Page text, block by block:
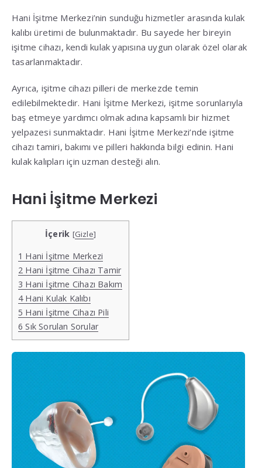
Hani İşitme Merkezi’nin sunduğu hizmetler arasında kulak
kalıbı üretimi de bulunmaktadır. Bu sayede her bireyin
işitme cihazı, kendi kulak yapısına uygun olarak özel olarak
tasarlanmaktadır.
Ayrıca, işitme cihazı pilleri de merkezde temin
edilebilmektedir. Hani İşitme Merkezi, işitme sorunlarıyla
baş etmeye yardımcı olmak adına kapsamlı bir hizmet
yelpazesi sunmaktadır. Hani İşitme Merkezi’nde işitme
cihazı tamiri, bakımı ve pilleri hakkında bilgi edinin. Hani
kulak kalıpları için uzman desteği alın.
Hani İşitme Merkezi
İçerik [Gizle]
1 Hani İşitme Merkezi
2 Hani İşitme Cihazı Tamir
3 Hani İşitme Cihazı Bakım
4Hani Kulak Kalıbı
5 Hani İşitme Cihazı Pili
6 Sık Sorulan Sorular